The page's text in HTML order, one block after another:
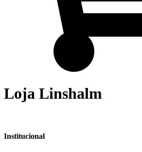
Loja Linshalm
Institucional